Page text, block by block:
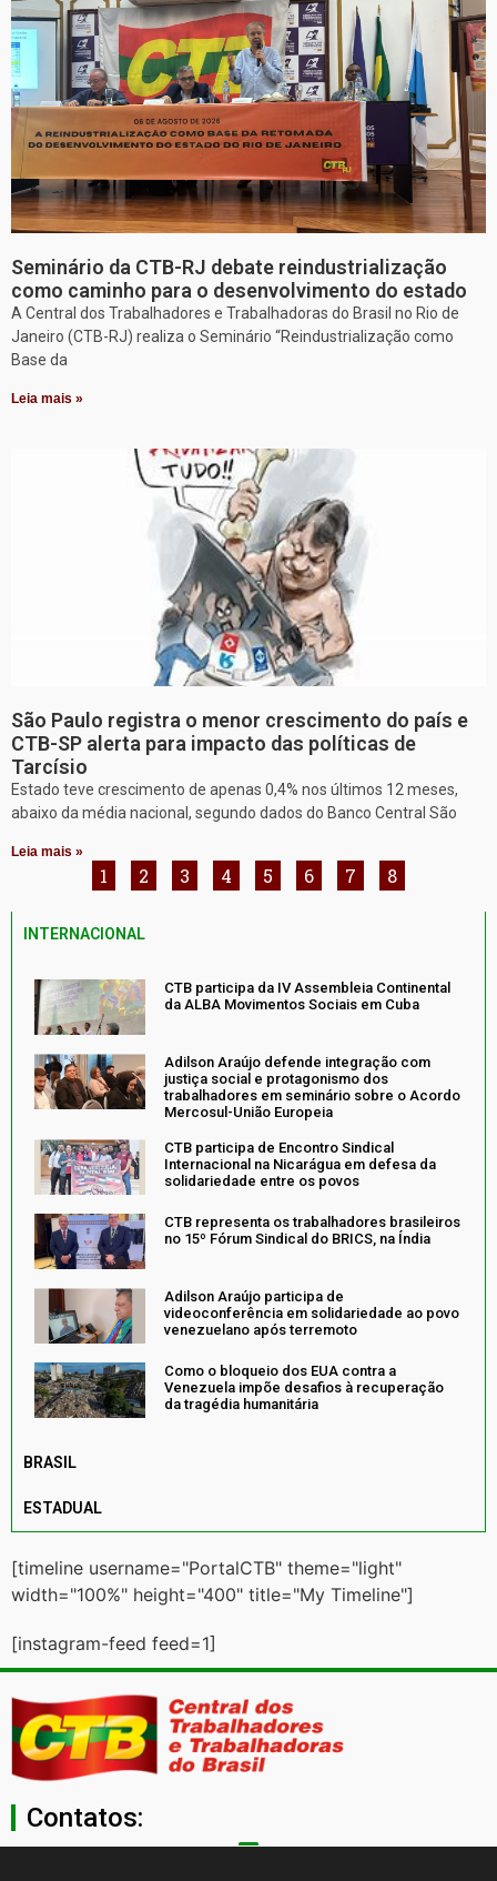
Seminário da CTB-RJ debate reindustrialização
como caminho para o desenvolvimento do estado
A Central dos Trabalhadores e Trabalhadoras do Brasil no Rio de
Janeiro (CTB-RJ) realiza o Seminário “Reindustrialização como
Base da
Leia mais »
São Paulo registra o menor crescimento do país e
CTB-SP alerta para impacto das políticas de
Tarcísio
Estado teve crescimento de apenas 0,4% nos últimos 12 meses,
abaixo da média nacional, segundo dados do Banco Central São
Leia mais »
1 2 3 4 5 6 7 8
INTERNACIONAL
CTB participa da IV Assembleia Continental
da ALBA Movimentos Sociais em Cuba
Adilson Araújo defende integração com
justiça social e protagonismo dos
trabalhadores em seminário sobre o Acordo
Mercosul-União Europeia
CTB participa de Encontro Sindical
Internacional na Nicarágua em defesa da
solidariedade entre os povos
CTB representa os trabalhadores brasileiros
no 15º Fórum Sindical do BRICS, na Índia
Adilson Araújo participa de
videoconferência em solidariedade ao povo
venezuelano após terremoto
Como o bloqueio dos EUA contra a
Venezuela impõe desafios à recuperação
da tragédia humanitária
BRASIL
ESTADUAL
[timeline username="PortalCTB" theme="light"
width="100%" height="400" title="My Timeline"]
[instagram-feed feed=1]
Contatos: